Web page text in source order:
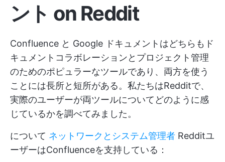
ント on Reddit
Confluence と Google ドキュメントはどちらもド
キュメントコラボレーションとプロジェクト管理
のためのポピュラーなツールであり、両方を使う
ことには長所と短所がある。私たちはRedditで、
実際のユーザーが両ツールについてどのように感
じているかを調べてみました。
について ネットワークとシステム管理者 Redditユ
ーザーはConfluenceを支持している：